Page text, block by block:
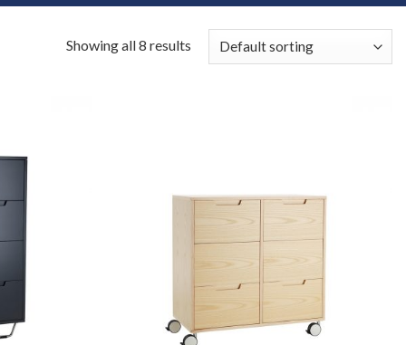
Showing all 8 results